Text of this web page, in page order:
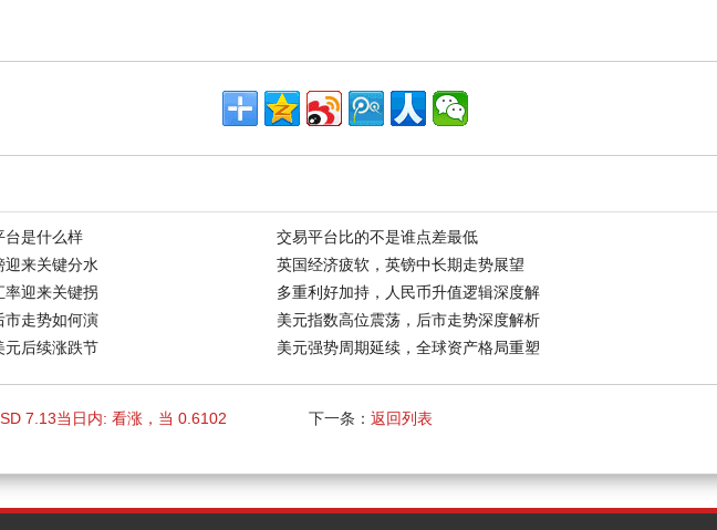
台是什么样
交易平台比的不是谁点差最低
迎来关键分水
英国经济疲软，英镑中长期走势展望
率迎来关键拐
多重利好加持，人民币升值逻辑深度解
市走势如何演
美元指数高位震荡，后市走势深度解析
元后续涨跌节
美元强势周期延续，全球资产格局重塑
7.13当日内: 看涨，当 0.6102
在0.6179
下一条： 返回列表